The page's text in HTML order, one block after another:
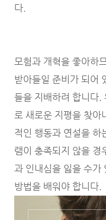
다.
모험과 개혁을 좋아하
받아들일 준비가 되어
들을 지배하려 합니다.
로 새로운 지평을 찾아
적인 행동과 연설을 하
램이 충족되지 않을 경
과 인내심을 잃을 수가
방법을 배워야 합니다.